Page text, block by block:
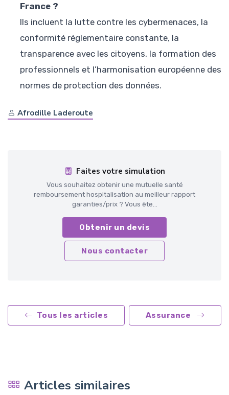
France ?
Ils incluent la lutte contre les cybermenaces, la
conformité réglementaire constante, la
transparence avec les citoyens, la formation des
professionnels et l’harmonisation européenne des
normes de protection des données.
Afrodille Laderoute
Faites votre simulation
Vous souhaitez obtenir une mutuelle santé
remboursement hospitalisation au meilleur rapport
garanties/prix ? Vous ête...
Obtenir un devis
Nous contacter
Tous les articles Assurance
Articles similaires